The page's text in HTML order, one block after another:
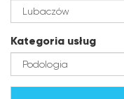
Kategoria usług